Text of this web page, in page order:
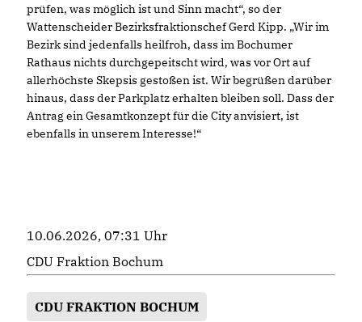
prüfen, was möglich ist und Sinn macht“, so der
Wattenscheider Bezirksfraktionschef Gerd Kipp. „Wir im
Bezirk sind jedenfalls heilfroh, dass im Bochumer
Rathaus nichts durchgepeitscht wird, was vor Ort auf
allerhöchste Skepsis gestoßen ist. Wir begrüßen darüber
hinaus, dass der Parkplatz erhalten bleiben soll. Dass der
Antrag ein Gesamtkonzept für die City anvisiert, ist
ebenfalls in unserem Interesse!“
10.06.2026, 07:31 Uhr
CDU Fraktion Bochum
CDU FRAKTION BOCHUM